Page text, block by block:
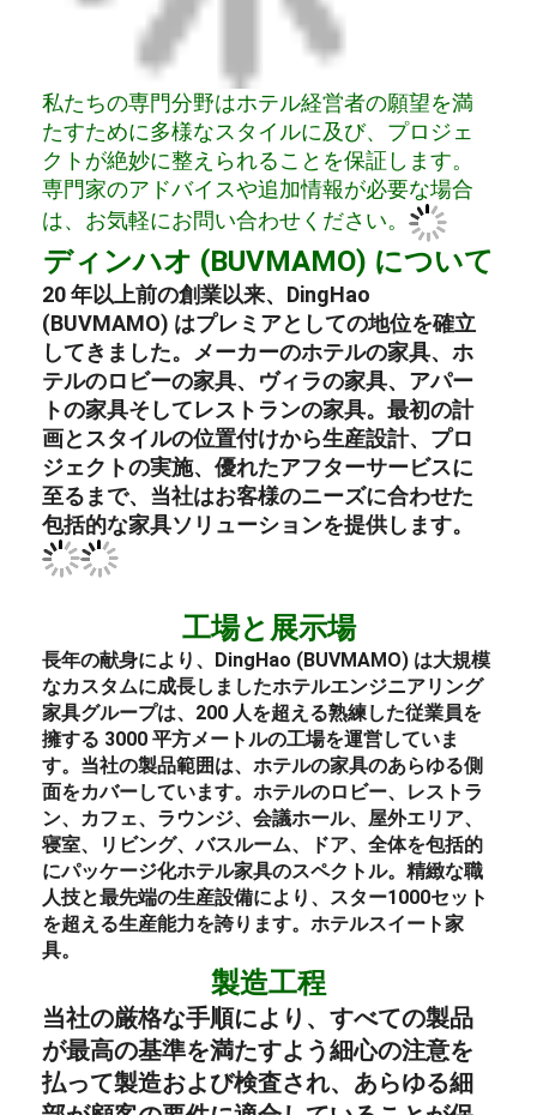
私たちの専門分野はホテル経営者の願望を満
たすために多様なスタイルに及び、プロジェ
クトが絶妙に整えられることを保証します。
専門家のアドバイスや追加情報が必要な場合
は、お気軽にお問い合わせください。
ディンハオ (BUVMAMO) について
20 年以上前の創業以来、DingHao
(BUVMAMO) はプレミアとしての地位を確立
してきました。
メーカーのホテルの家具、ホ
テルのロビーの家具、 ヴィラの家具、 アパー
トの家具そしてレストランの家具。最初の計
画とスタイルの位置付けから生産設計、プロ
ジェクトの実施、優れたアフターサービスに
至るまで、当社はお客様のニーズに合わせた
包括的な家具ソリューションを提供します。
工場と展示場
長年の献身により、DingHao (BUVMAMO) は大規模
なカスタムに成長しましたホテルエンジニアリング
家具グループは、200 人を超える熟練した従業員を
擁する 3000 平方メートルの工場を運営していま
す。当社の製品範囲は、ホテルの家具のあらゆる側
面をカバーしています。ホテルのロビー、 レストラ
ン、カフェ、 ラウンジ、会議ホール、屋外エリア、
寝室、リビング、バスルーム、ドア、全体を包括的
にパッケージ化ホテル家具のスペクトル。精緻な職
人技と最先端の生産設備により、スター1000セット
を超える生産能力を誇ります。ホテルスイート家
具。
製造工程
当社の厳格な手順により、すべての製品
が最高の基準を満たすよう細心の注意を
払って製造および検査され、あらゆる細